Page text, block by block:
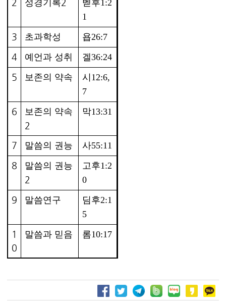
2 성경기록2
벧후1:2
1
3 초과학성 욥26:7
4 예언과 성취 겔36:24
5 보존의 약속
시12:6,
7
6 보존의 약속
2
막13:31
7 말씀의 권능 사55:11
8 말씀의 권능
2
고후1:2
0
9 말씀연구
딤후2:1
5
1
0
말씀과 믿음 롬10:17